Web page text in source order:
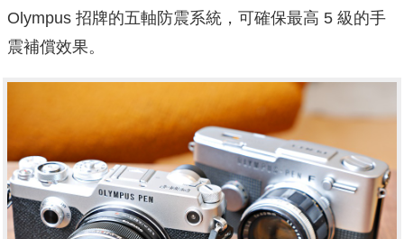
Olympus 招牌的五軸防震系統，可確保最高 5 級的手
震補償效果。